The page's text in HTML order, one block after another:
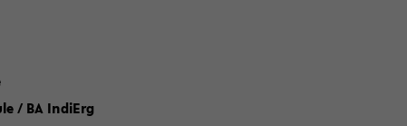
/ BA IndiErg